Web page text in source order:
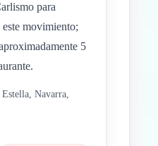
para
movimiento;
5
Navarra,